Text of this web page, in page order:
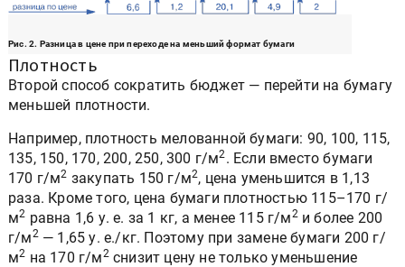
Рис. 2. Разница в цене при переходе на меньший формат бумаги
Плотность
Второй способ сократить бюджет — перейти на бумагу
меньшей плотности.
Например, плотность мелованной бумаги: 90, 100, 115,
135, 150, 170, 200, 250, 300 г/м2. Если вместо бумаги
170 г/м2 закупать 150 г/м2, цена уменьшится в 1,13
раза. Кроме того, цена бумаги плотностью 115–170 г/
м2 равна 1,6 у. е. за 1 кг, а менее 115 г/м2и более 200
г/м2— 1,65 у. е./кг. Поэтому при замене бумаги 200 г/
м2 на 170 г/м2снизит цену не только уменьшение